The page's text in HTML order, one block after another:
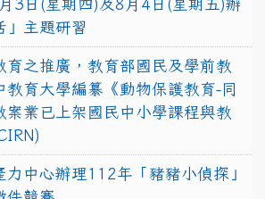
3日(星期四)及8月4日(星期五)辦
」主題研習
育之推廣，教育部國民及學前教
教育大學編纂《動物保護教育-同
案業已上架國民中小學課程與教
力中心辦理112年「豬豬小偵探」